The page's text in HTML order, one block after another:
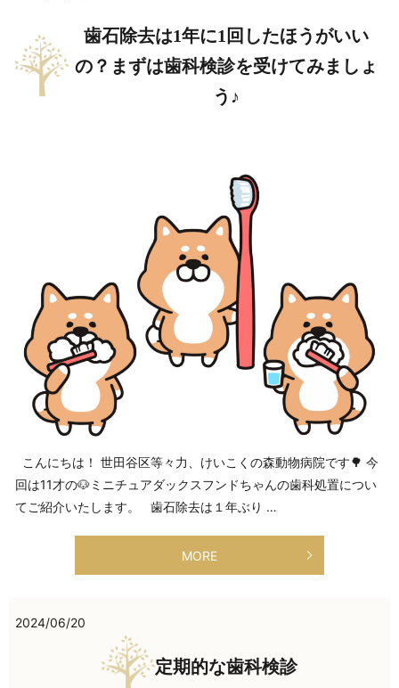
歯石除去は1年に1回したほうがいい
の？まずは歯科検診を受けてみましょ
う♪
こんにちは！ 世田谷区等々力、けいこくの森動物病院です🌳 今
回は11才の🐶ミニチュアダックスフンドちゃんの歯科処置につい
てご紹介いたします。 歯石除去は１年ぶり …
MORE
2024/06/20
定期的な歯科検診